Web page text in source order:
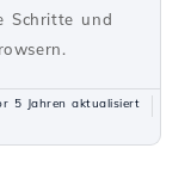
Schritte und
5 Jahren aktualisiert